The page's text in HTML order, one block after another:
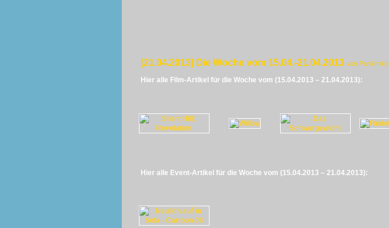
[21.04.2013] Die Woche vom 15.04.-21.04.2013 von Panikmike
Hier alle Film-Artikel für die Woche vom (15.04.2013 – 21.04.2013):
Hier alle Event-Artikel für die Woche vom (15.04.2013 – 21.04.2013):